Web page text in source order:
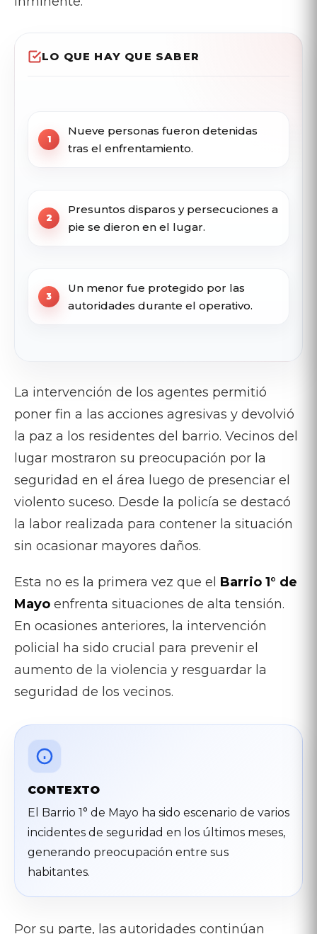
LO QUE HAY QUE SABER
Nueve personas fueron detenidas
tras el enfrentamiento.
Presuntos disparos y persecuciones a
pie se dieron en el lugar.
Un menor fue protegido por las
autoridades durante el operativo.
La intervención de los agentes permitió
poner fin a las acciones agresivas y devolvió
la paz a los residentes del barrio. Vecinos del
lugar mostraron su preocupación por la
seguridad en el área luego de presenciar el
violento suceso. Desde la policía se destacó
la labor realizada para contener la situación
sin ocasionar mayores daños.
Esta no es la primera vez que el Barrio 1° de
Mayo enfrenta situaciones de alta tensión.
En ocasiones anteriores, la intervención
policial ha sido crucial para prevenir el
aumento de la violencia y resguardar la
seguridad de los vecinos.
CONTEXTO
El Barrio 1° de Mayo ha sido escenario de varios
incidentes de seguridad en los últimos meses,
generando preocupación entre sus
habitantes.
Por su parte, las autoridades continúan